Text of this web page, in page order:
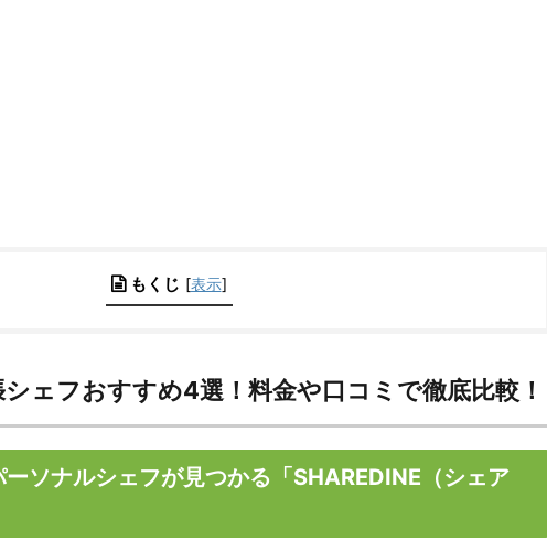
もくじ [表示]
ェフおすすめ4選！料金や口コミで徹底比較！
ソナルシェフが見つかる「SHAREDINE（シェア